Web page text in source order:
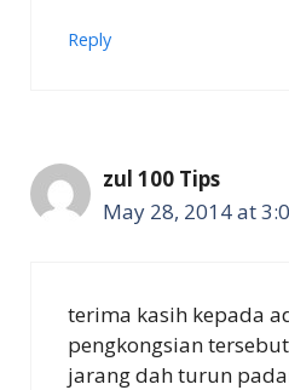
Reply
zul 100 Tips
May 28, 2014 at
terima kasih kepada
pengkongsian
jarang dah turun